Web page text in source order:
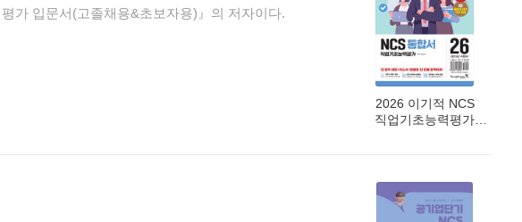
가 입문서(고졸채용&초보자용)』의 저자이다.
2026 이기적 NCS
직업기초능력평가